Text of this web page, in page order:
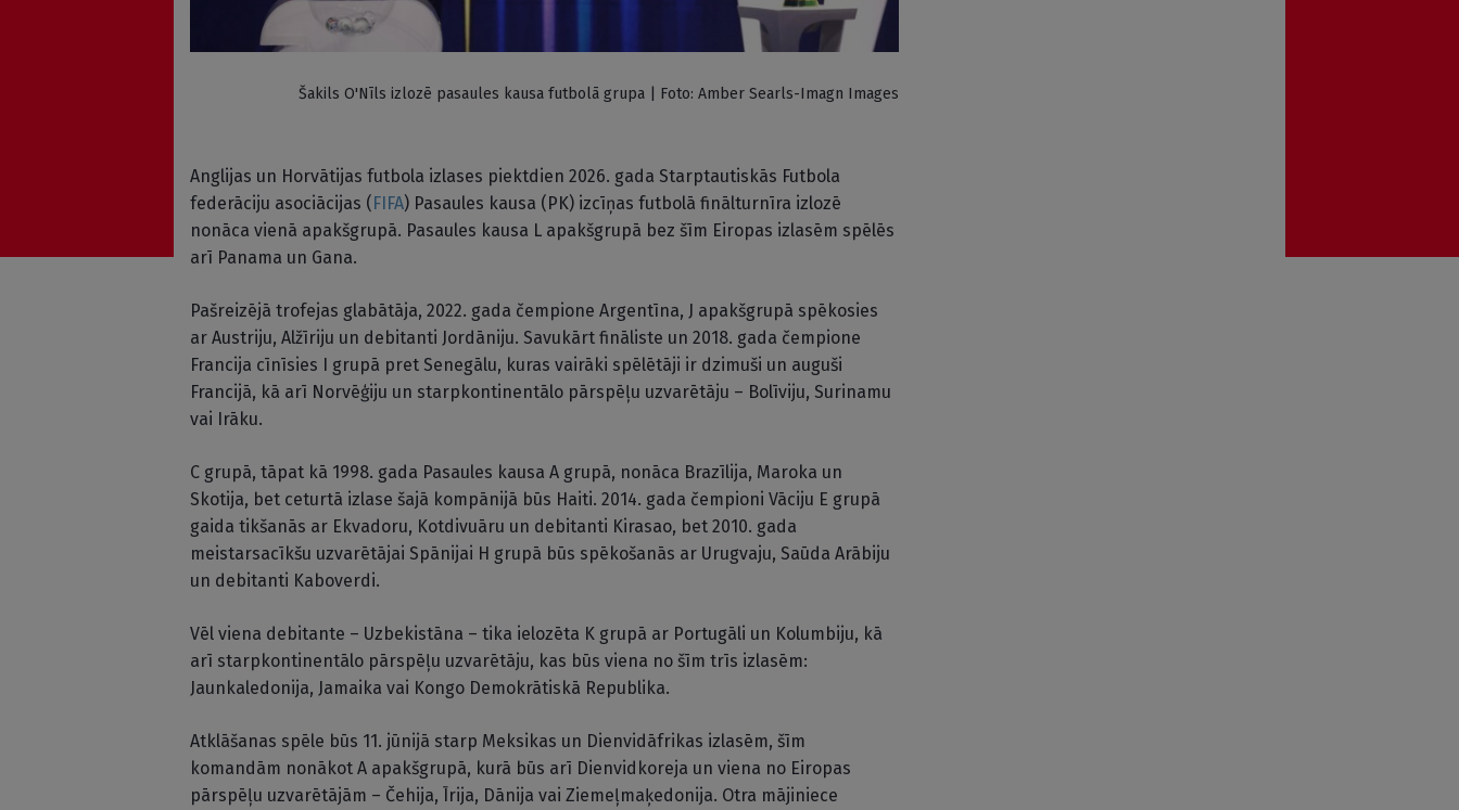
Šakils O'Nīls izlozē pasaules kausa futbolā grupa | Foto: Amber Searls-Imagn Images
Anglijas un Horvātijas futbola izlases piektdien 2026. gada Starptautiskās Futbola
federāciju asociācijas (FIFA) Pasaules kausa (PK) izcīņas futbolā finālturnīra izlozē
nonāca vienā apakšgrupā. Pasaules kausa L apakšgrupā bez šīm Eiropas izlasēm spēlēs
arī Panama un Gana.
Pašreizējā trofejas glabātāja, 2022. gada čempione Argentīna, J apakšgrupā spēkosies
ar Austriju, Alžīriju un debitanti Jordāniju. Savukārt fināliste un 2018. gada čempione
Francija cīnīsies I grupā pret Senegālu, kuras vairāki spēlētāji ir dzimuši un auguši
Francijā, kā arī Norvēģiju un starpkontinentālo pārspēļu uzvarētāju – Bolīviju, Surinamu
vai Irāku.
C grupā, tāpat kā 1998. gada Pasaules kausa A grupā, nonāca Brazīlija, Maroka un
Skotija, bet ceturtā izlase šajā kompānijā būs Haiti. 2014. gada čempioni Vāciju E grupā
gaida tikšanās ar Ekvadoru, Kotdivuāru un debitanti Kirasao, bet 2010. gada
meistarsacīkšu uzvarētājai Spānijai H grupā būs spēkošanās ar Urugvaju, Saūda Arābiju
un debitanti Kaboverdi.
Vēl viena debitante – Uzbekistāna – tika ielozēta K grupā ar Portugāli un Kolumbiju, kā
arī starpkontinentālo pārspēļu uzvarētāju, kas būs viena no šīm trīs izlasēm:
Jaunkaledonija, Jamaika vai Kongo Demokrātiskā Republika.
Atklāšanas spēle būs 11. jūnijā starp Meksikas un Dienvidāfrikas izlasēm, šīm
komandām nonākot A apakšgrupā, kurā būs arī Dienvidkoreja un viena no Eiropas
pārspēļu uzvarētājām – Čehija, Īrija, Dānija vai Ziemeļmaķedonija. Otra mājiniece